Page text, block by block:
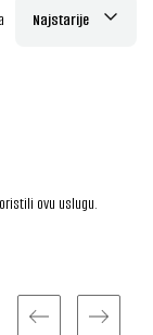
Najstarije
ovu uslugu.